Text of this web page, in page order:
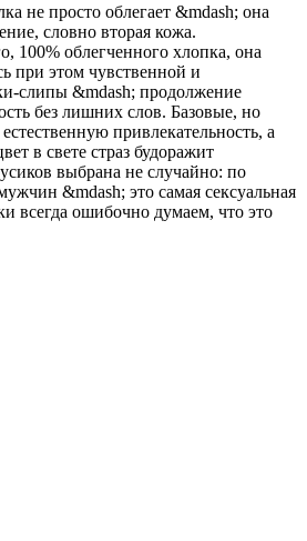
не просто облегает &mdash; она
словно вторая кожа.
100% облегченного хлопка, она
при этом чувственной и
слипы &mdash; продолжение
без лишних слов. Базовые, но
привлекательность, а
в свете страз будоражит
выбрана не случайно: по
&mdash; это самая сексуальная
всегда ошибочно думаем, что это